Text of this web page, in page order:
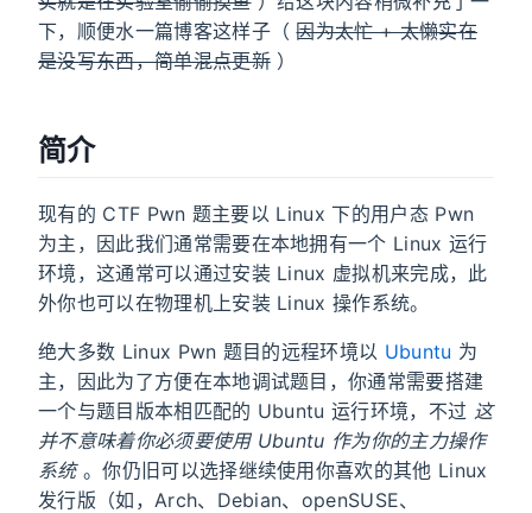
下，顺便水一篇博客这样子（因为太忙 + 太懒实在
是没写东西，简单混点更新）
简介
现有的 CTF Pwn 题主要以 Linux 下的用户态 Pwn
为主，因此我们通常需要在本地拥有一个 Linux 运行
环境，这通常可以通过安装 Linux 虚拟机来完成，此
外你也可以在物理机上安装 Linux 操作系统。
绝大多数 Linux Pwn 题目的远程环境以 Ubuntu 为
主，因此为了方便在本地调试题目，你通常需要搭建
一个与题目版本相匹配的 Ubuntu 运行环境，不过 这
并不意味着你必须要使用 Ubuntu 作为你的主力操作
系统。你仍旧可以选择继续使用你喜欢的其他 Linux
发行版（如，Arch、Debian、openSUSE、